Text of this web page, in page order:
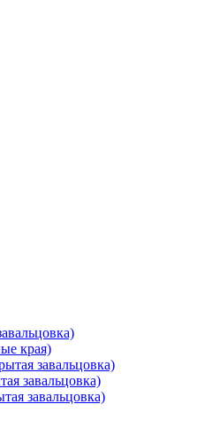
края)
завальцовка)
завальцовка)
завальцовка)